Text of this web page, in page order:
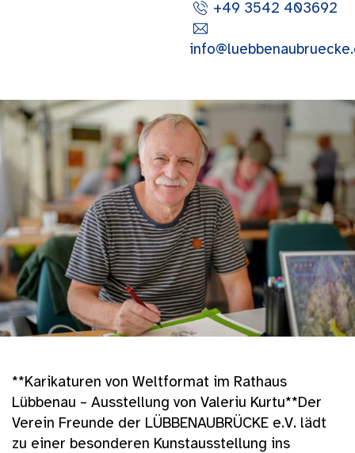
+49 3542 403692
**Karikaturen von Weltformat im Rathaus
Lübbenau – Ausstellung von Valeriu Kurtu**Der
Verein Freunde der LÜBBENAUBRÜCKE e.V. lädt
zu einer besonderen Kunstausstellung ins